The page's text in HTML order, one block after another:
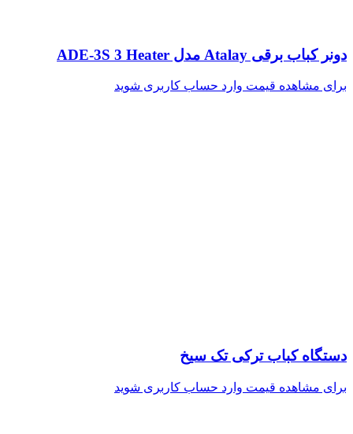
دونر کباب برقی Atalay مدل ADE-3S 3 Heater
برای مشاهده قیمت وارد حساب کاربری شوید
دستگاه کباب ترکی تک سیخ
برای مشاهده قیمت وارد حساب کاربری شوید